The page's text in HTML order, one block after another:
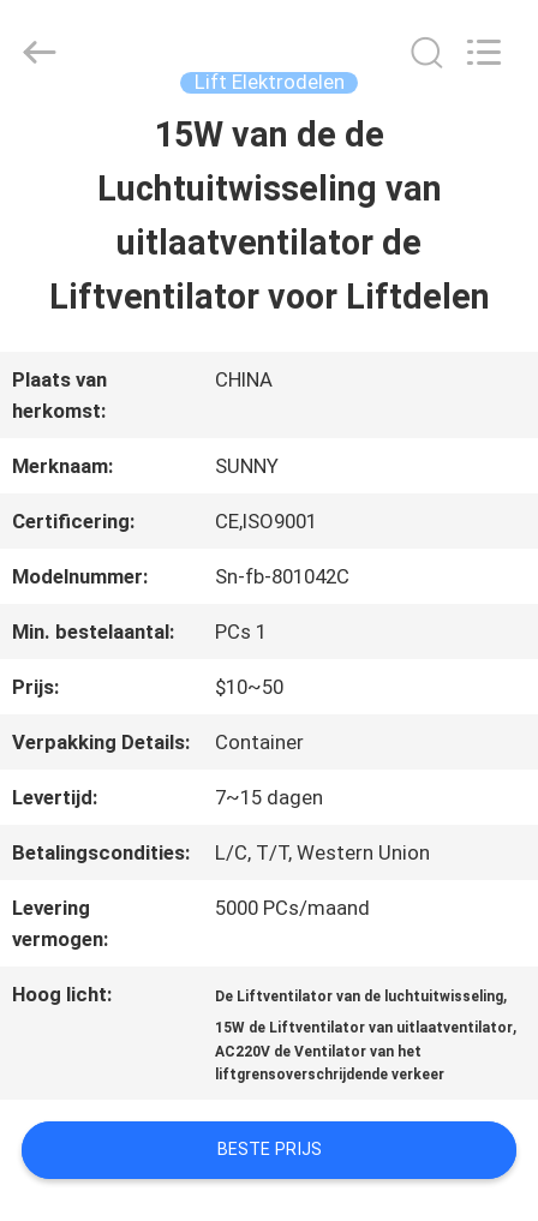
PRODUCTEN
VIDEO'S
ONGEVEER
ONS
KWALITEITSCONTROLE
CONTACTEER
ONS
NIEUWS
GEVALLEN
PRIVACY
POLICY
SUNNY
ELEVATOR
Lift Elektrodelen
15W van de de
Luchtuitwisseling van
uitlaatventilator de
Liftventilator voor Liftdelen
Plaats van
herkomst:
CHINA
Merknaam: SUNNY
Certificering: CE,ISO9001
Modelnummer: Sn-fb-801042C
Min. bestelaantal: PCs 1
Prijs: $10~50
Verpakking Details: Container
Levertijd: 7~15 dagen
Betalingscondities: L/C, T/T, Western Union
Levering
vermogen:
5000 PCs/maand
Hoog licht: De Liftventilator van de luchtuitwisseling,
15W de Liftventilator van uitlaatventilator,
AC220V de Ventilator van het
liftgrensoverschrijdende verkeer
BESTE PRIJS